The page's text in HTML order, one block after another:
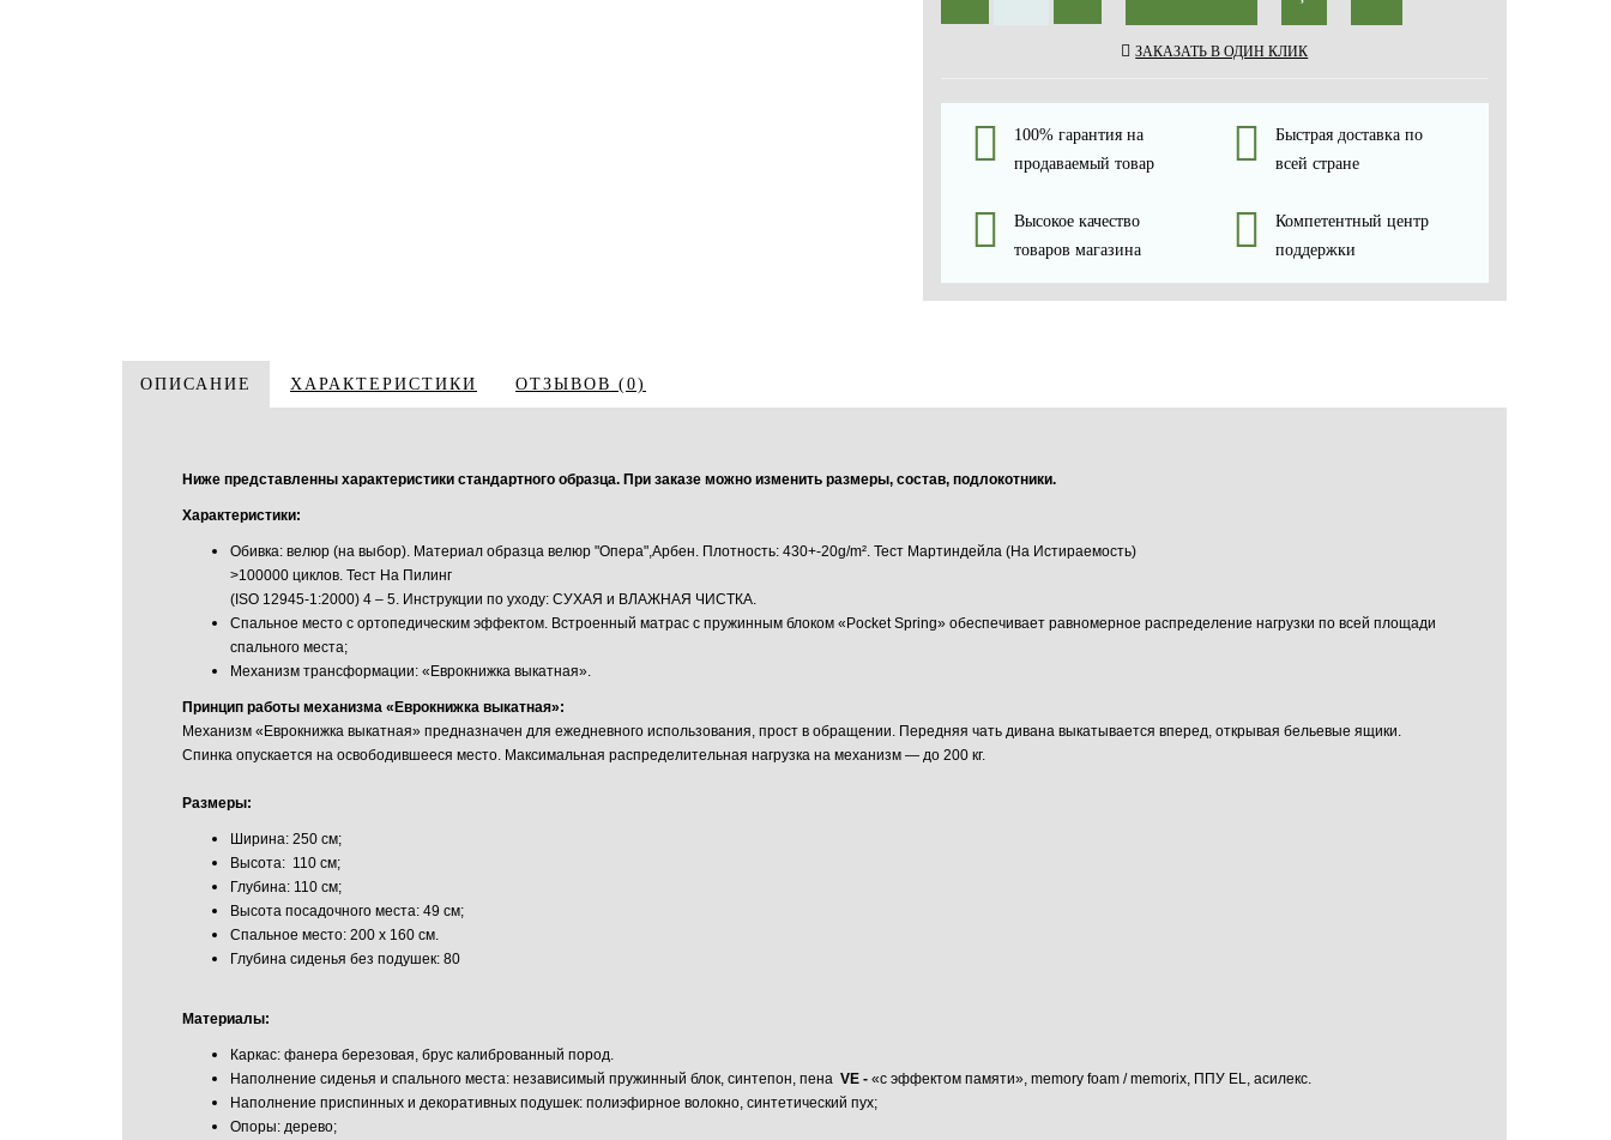
ЗАКАЗАТЬ В ОДИН КЛИК
100% гарантия на
продаваемый товар
Быстрая доставка по
всей стране
Высокое качество
товаров магазина
Компетентный центр
поддержки
ОПИСАНИЕ ХАРАКТЕРИСТИКИ ОТЗЫВОВ (0)
Ниже представленны характеристики стандартного образца. При заказе можно изменить размеры, состав, подлокотники.
Характеристики:
Обивка: велюр (на выбор). Материал образца велюр "Опера",Арбен. Плотность: 430+-20g/m². Тест Мартиндейла (На Истираемость)
>100000 циклов. Тест На Пилинг
(ISO 12945-1:2000) 4 – 5. Инструкции по уходу: СУХАЯ и ВЛАЖНАЯ ЧИСТКА.
Спальное место с ортопедическим эффектом. Встроенный матрас с пружинным блоком «Pocket Spring» обеспечивает равномерное распределение нагрузки по всей площади
спального места;
Механизм трансформации: «Еврокнижка выкатная».
Принцип работы механизма «Еврокнижка выкатная»:
Механизм «Еврокнижка выкатная» предназначен для ежедневного использования, прост в обращении. Передняя чать дивана выкатывается вперед, открывая бельевые ящики.
Спинка опускается на освободившееся место. Максимальная распределительная нагрузка на механизм — до 200 кг.
Размеры:
Ширина: 250 см;
Высота: 110 см;
Глубина: 110 см;
Высота посадочного места: 49 см;
Спальное место: 200 х 160 см.
Глубина сиденья без подушек: 80
Материалы:
Каркас: фанера березовая, брус калиброванный пород.
Наполнение сиденья и спального места: независимый пружинный блок, синтепон, пена VE - «с эффектом памяти», memory foam / memorix, ППУ EL, асилекс.
Наполнение приспинных и декоративных подушек: полиэфирное волокно, синтетический пух;
Опоры: дерево;